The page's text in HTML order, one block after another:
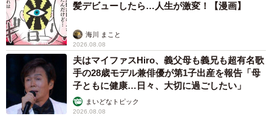
髪デビューしたら…人生が激変！【漫画】
海川 まこと
2026.08.08
夫はマイファスHiro、義父母も義兄も超有名歌
手の28歳モデル兼俳優が第1子出産を報告「母
子ともに健康…日々、大切に過ごしたい」
まいどなトピック
2026.08.08